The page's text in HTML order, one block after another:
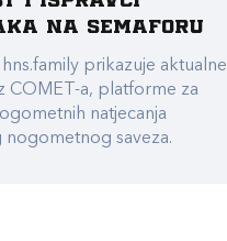
na Semaforu
prikazuje aktualne
COMET-a, platforme za
natjecanja
nogometnog saveza.